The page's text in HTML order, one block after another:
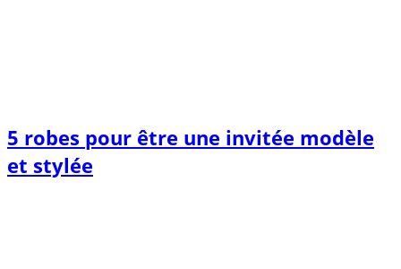
5 robes pour être une invitée modèle
et stylée